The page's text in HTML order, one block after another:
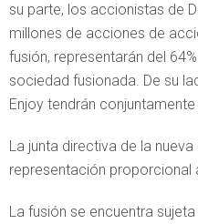
su parte, los accionistas de
millones de acciones de
fusión, representarán del
sociedad fusionada. De su
Enjoy tendrán
La junta directiva de la
representación proporcional
La fusión se encuentra